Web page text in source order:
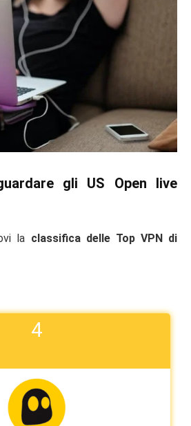
gli US Open live
la classifica delle Top VPN di
4